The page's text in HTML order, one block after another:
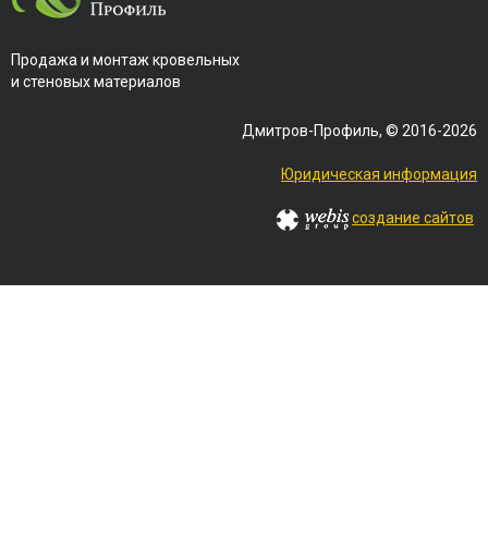
Продажа и монтаж кровельных
и стеновых материалов
Дмитров-Профиль, © 2016-2026
Юридическая информация
создание сайтов